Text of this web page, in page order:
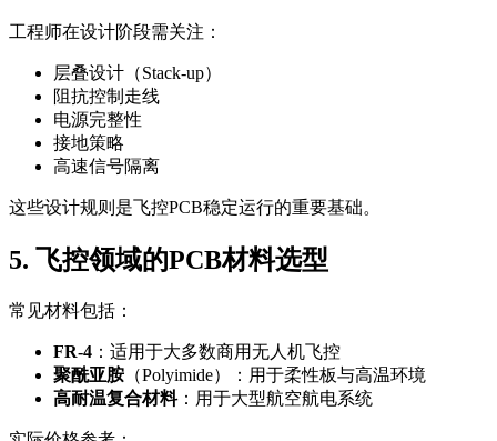
工程师在设计阶段需关注：
层叠设计（Stack-up）
阻抗控制走线
电源完整性
接地策略
高速信号隔离
这些设计规则是飞控PCB稳定运行的重要基础。
5. 飞控领域的PCB材料选型
常见材料包括：
FR-4 ：适用于大多数商用无人机飞控
聚酰亚胺 （Polyimide）：用于柔性板与高温环境
高耐温复合材料：用于大型航空航电系统